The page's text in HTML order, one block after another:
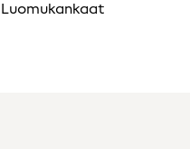
Luomukankaat